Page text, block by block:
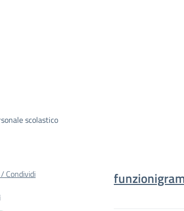
scolastico
Condividi